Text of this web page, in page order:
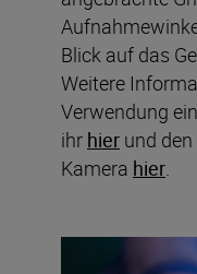
Blick auf das
Weitere
Verwendung
ihr hier und
Kamera hier.